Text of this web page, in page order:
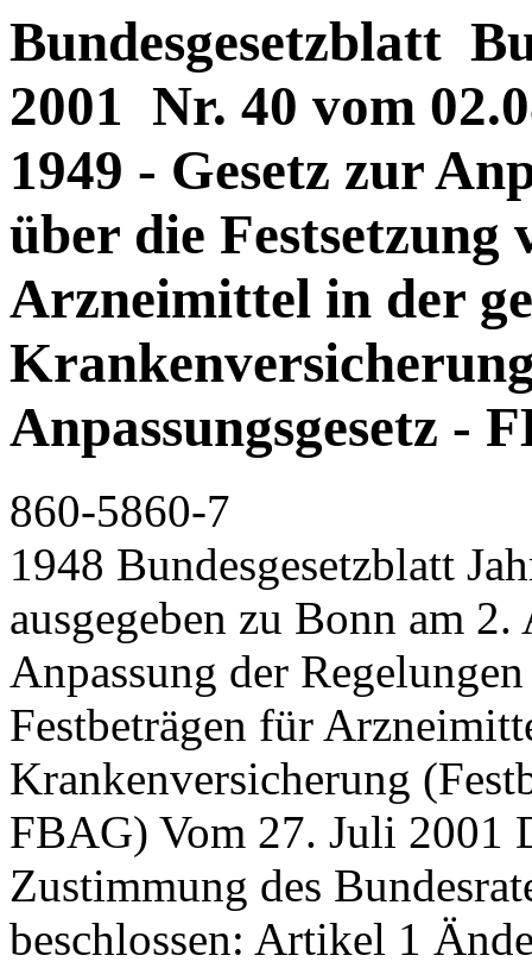
Bundesgesetzblatt
2001 Nr. 40 vom
1949 - Gesetz zur
über die
Arzneimittel in der
Anpassungsgesetz -
860-5860-7
1948 Bundesgesetzblatt
ausgegeben zu Bonn am
Anpassung der
Festbeträgen für
Krankenversicherung
FBAG) Vom 27. Juli 2001
Zustimmung des
beschlossen: Artikel 1